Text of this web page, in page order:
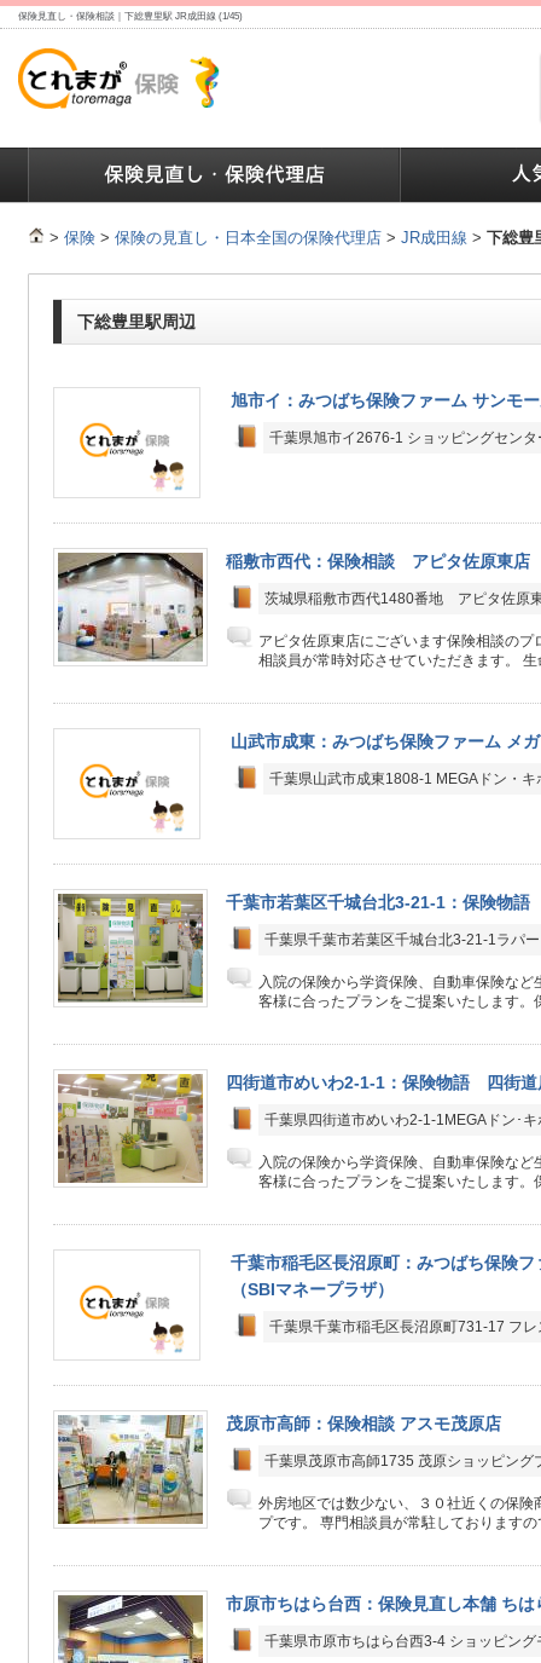
保険見直し・保険相談｜下総豊里駅 JR成田線 (1/45)
> 保険 > 保険の見直し・日本全国の保険代理店 > JR成田線 > 下総豊
下総豊里駅周辺
旭市イ：みつばち保険ファーム サンモ
千葉県旭市イ2676-1 ショッピングセン
稲敷市西代：保険相談 アピタ佐原東店
茨城県稲敷市西代1480番地 アピタ佐原
アピタ佐原東店にございます保険相談のプ
相談員が常時対応させていただきます。 生
山武市成東：みつばち保険ファーム メ
千葉県山武市成東1808-1 MEGAドン・
千葉市若葉区千城台北3-21-1：保険物
千葉県千葉市若葉区千城台北3-21-1ラパ
入院の保険から学資保険、自動車保険な
客様に合ったプランをご提案いたします。
四街道市めいわ2-1-1：保険物語 四街道
千葉県四街道市めいわ2-1-1MEGAドン･
入院の保険から学資保険、自動車保険な
客様に合ったプランをご提案いたします。
千葉市稲毛区長沼原町：みつばち保険
（SBIマネープラザ）
千葉県千葉市稲毛区長沼原町731-17 フ
茂原市高師：保険相談 アスモ茂原店
千葉県茂原市高師1735 茂原ショッピン
外房地区では数少ない、３０社近くの保険
プです。 専門相談員が常駐しております
市原市ちはら台西：保険見直し本舗 ちは
千葉県市原市ちはら台西3-4 ショッピン